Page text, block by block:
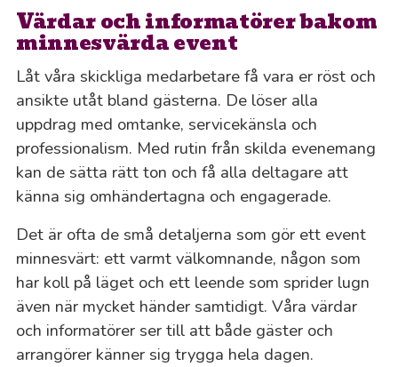
Värdar och informatörer bakom
minnesvärda event
Låt våra skickliga medarbetare få vara er röst och
ansikte utåt bland gästerna. De löser alla
uppdrag med omtanke, servicekänsla och
professionalism. Med rutin från skilda evenemang
kan de sätta rätt ton och få alla deltagare att
känna sig omhändertagna och engagerade.
Det är ofta de små detaljerna som gör ett event
minnesvärt: ett varmt välkomnande, någon som
har koll på läget och ett leende som sprider lugn
även när mycket händer samtidigt. Våra värdar
och informatörer ser till att både gäster och
arrangörer känner sig trygga hela dagen.